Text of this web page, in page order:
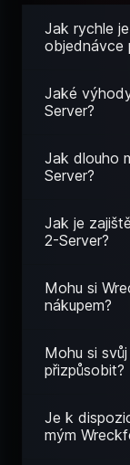
Jak rychle
objednávce
Jaké
Server?
Jak dlouho
Server?
Jak je
2-Server?
Mohu si
nákupem?
Mohu si
přizpůsobit?
Je k
mým